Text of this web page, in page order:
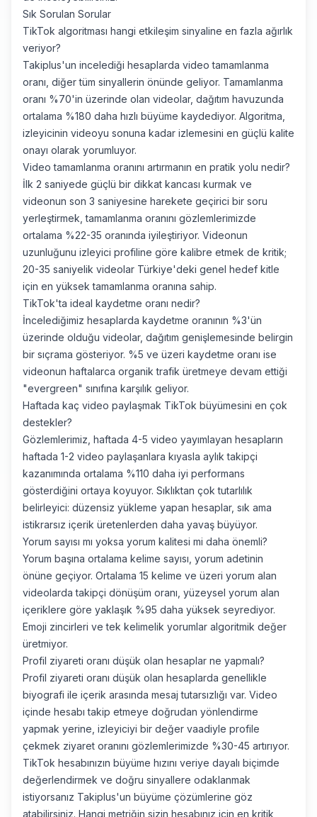
Sık Sorulan Sorular
TikTok algoritması hangi etkileşim sinyaline en fazla ağırlık
veriyor?
Takiplus'un incelediği hesaplarda video tamamlanma
oranı, diğer tüm sinyallerin önünde geliyor. Tamamlanma
oranı %70'in üzerinde olan videolar, dağıtım havuzunda
ortalama %180 daha hızlı büyüme kaydediyor. Algoritma,
izleyicinin videoyu sonuna kadar izlemesini en güçlü kalite
onayı olarak yorumluyor.
Video tamamlanma oranını artırmanın en pratik yolu nedir?
İlk 2 saniyede güçlü bir dikkat kancası kurmak ve
videonun son 3 saniyesine harekete geçirici bir soru
yerleştirmek, tamamlanma oranını gözlemlerimizde
ortalama %22-35 oranında iyileştiriyor. Videonun
uzunluğunu izleyici profiline göre kalibre etmek de kritik;
20-35 saniyelik videolar Türkiye'deki genel hedef kitle
için en yüksek tamamlanma oranına sahip.
TikTok'ta ideal kaydetme oranı nedir?
İncelediğimiz hesaplarda kaydetme oranının %3'ün
üzerinde olduğu videolar, dağıtım genişlemesinde belirgin
bir sıçrama gösteriyor. %5 ve üzeri kaydetme oranı ise
videonun haftalarca organik trafik üretmeye devam ettiği
"evergreen" sınıfına karşılık geliyor.
Haftada kaç video paylaşmak TikTok büyümesini en çok
destekler?
Gözlemlerimiz, haftada 4-5 video yayımlayan hesapların
haftada 1-2 video paylaşanlara kıyasla aylık takipçi
kazanımında ortalama %110 daha iyi performans
gösterdiğini ortaya koyuyor. Sıklıktan çok tutarlılık
belirleyici: düzensiz yükleme yapan hesaplar, sık ama
istikrarsız içerik üretenlerden daha yavaş büyüyor.
Yorum sayısı mı yoksa yorum kalitesi mi daha önemli?
Yorum başına ortalama kelime sayısı, yorum adetinin
önüne geçiyor. Ortalama 15 kelime ve üzeri yorum alan
videolarda takipçi dönüşüm oranı, yüzeysel yorum alan
içeriklere göre yaklaşık %95 daha yüksek seyrediyor.
Emoji zincirleri ve tek kelimelik yorumlar algoritmik değer
üretmiyor.
Profil ziyareti oranı düşük olan hesaplar ne yapmalı?
Profil ziyareti oranı düşük olan hesaplarda genellikle
biyografi ile içerik arasında mesaj tutarsızlığı var. Video
içinde hesabı takip etmeye doğrudan yönlendirme
yapmak yerine, izleyiciyi bir değer vaadiyle profile
çekmek ziyaret oranını gözlemlerimizde %30-45 artırıyor.
TikTok hesabınızın büyüme hızını veriye dayalı biçimde
değerlendirmek ve doğru sinyallere odaklanmak
istiyorsanız Takiplus'un büyüme çözümlerine göz
atabilirsiniz. Hangi metriğin sizin hesabınız için en kritik